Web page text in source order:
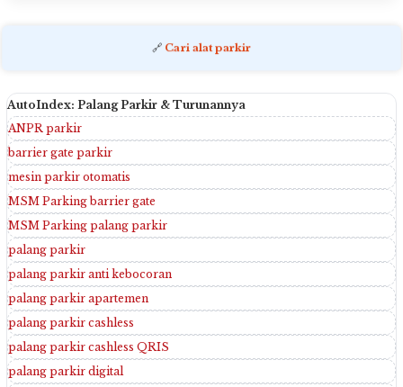
🔗 Cari alat parkir
AutoIndex: Palang Parkir & Turunannya
ANPR parkir
barrier gate parkir
mesin parkir otomatis
MSM Parking barrier gate
MSM Parking palang parkir
palang parkir
palang parkir anti kebocoran
palang parkir apartemen
palang parkir cashless
palang parkir cashless QRIS
palang parkir digital